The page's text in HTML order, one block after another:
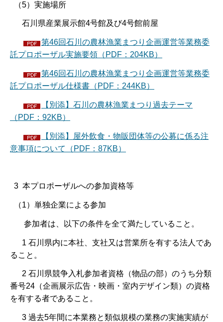
（5）実施場所
石川県産業展示館4号館及び4号館前屋
第46回石川の農林漁業まつり企画運営等業務委
託プロポーザル実施要領（PDF：204KB）
第46回石川の農林漁業まつり企画運営等業務委
託プロポーザル仕様書（PDF：244KB）
【別添】石川の農林漁業まつり過去テーマ
（PDF：92KB）
【別添】屋外飲食・物販団体等の公募に係る注
意事項について（PDF：87KB）
3 本プロポーザルへの参加資格等
（1）単独企業による参加
参加者は、以下の条件を全て満たしていること。
1 石川県内に本社、支社又は営業所を有する法人であ
ること。
2 石川県競争入札参加者資格（物品の部）のうち分類
番号24（企画展示広告・映画・室内デザイン類）の資格
を有する者であること。
3 過去5年間に本業務と類似規模の業務の実施実績が